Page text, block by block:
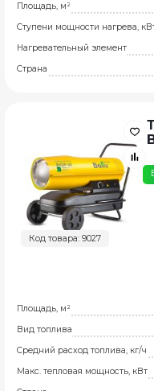
Площадь, м²
Ступени мощности нагрева,
Нагревательный элемент
Страна
Код товара: 9027
Площадь, м²
Вид топлива
Средний расход топлива, кг/ч
Макс. тепловая мощность, кВт